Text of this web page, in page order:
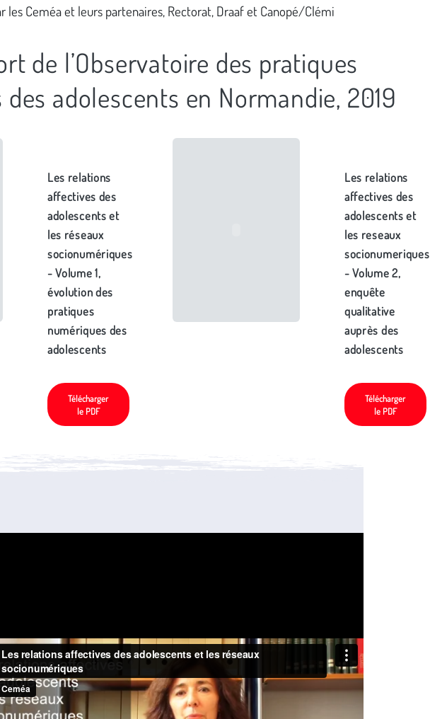
les Ceméa et leurs partenaires, Rectorat, Draaf et Canopé/Clémi
de l’Observatoire des pratiques
adolescents en Normandie, 2019
Les relations
affectives des
adolescents et
les réseaux
socionumériques
- Volume 1,
évolution des
pratiques
numériques des
adolescents
Télécharger
le PDF
Les relations
affectives des
adolescents et
les reseaux
socionumeriques
- Volume 2,
enquête
qualitative
auprès des
adolescents
Télécharger
le PDF